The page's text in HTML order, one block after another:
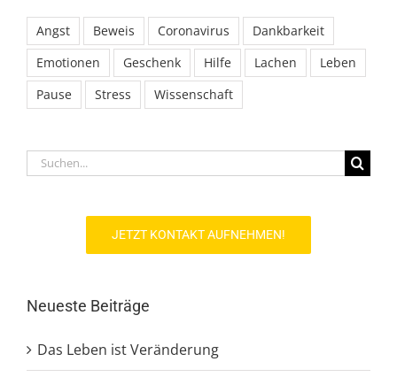
Angst Beweis Coronavirus
Dankbarkeit
Emotionen
Geschenk Hilfe Lachen
Leben
Pause
Stress Wissenschaft
Suche
nach:
JETZT KONTAKT AUFNEHMEN!
Neueste Beiträge
Das Leben ist Veränderung